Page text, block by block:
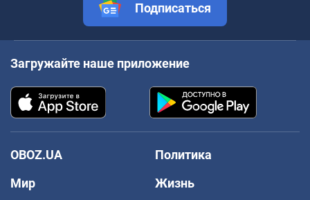
Подписаться
Загружайте наше приложение
OBOZ.UA
Политика
Мир
Жизнь